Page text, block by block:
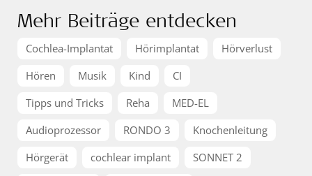
Mehr Beiträge entdecken
Cochlea-Implantat Hörimplantat
Hörverlust
Hören
Musik Kind
CI
Tipps und Tricks
Reha
MED-EL
Audioprozessor
RONDO 3
Knochenleitung
Hörgerät
cochlear implant
SONNET 2